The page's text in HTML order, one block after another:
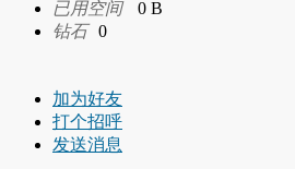
已用空间 0 B
钻石 0
加为好友
打个招呼
发送消息